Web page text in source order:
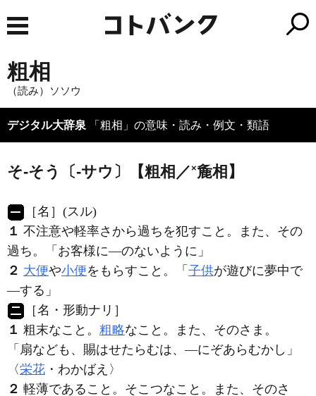
粗相
（読み）ソソウ
デジタル大辞泉 「粗相」の意味・読み・例文・類語
そ‐そう〔‐サウ〕【粗相／×麁相】
［名］ (スル)
１ 不注意や軽率さから過ちを犯すこと。また、その
過ち。「お客様に―のないように」
２ 大便や小便をもらすこと。「 子供が遊びに夢中で
―する」
［名・形動ナリ］
１ 粗末なこと。 粗略なこと。また、そのさま。
「扇なども、賜はせたらむは、―にぞあらむかし」
〈栄花 ・わかばえ〉
２ 軽薄であること。そこつなこと。また、そのさ